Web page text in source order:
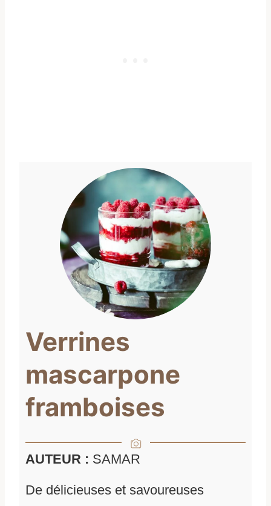
Verrines
mascarpone
framboises
AUTEUR : SAMAR
De délicieuses et savoureuses